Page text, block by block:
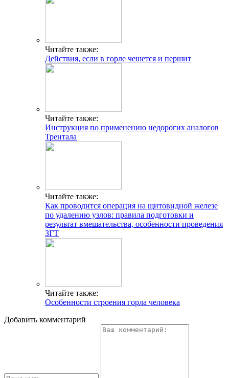
Читайте также:
Действия, если в горле чешется и першит
Читайте также:
Инструкция по применению недорогих аналогов
Трентала
Читайте также:
Как проводится операция на щитовидной железе
по удалению узлов: правила подготовки и
результат вмешательства, особенности проведения
ЗГТ
Читайте также:
Особенности строения горла человека
Добавить комментарий